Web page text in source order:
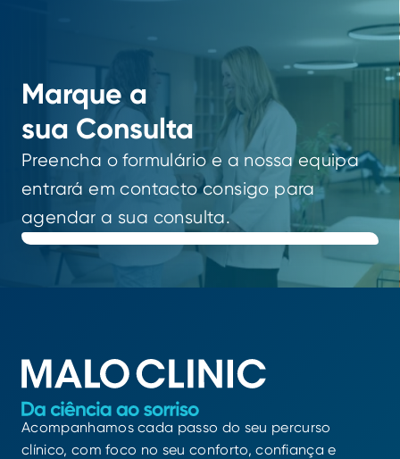
Marque a
sua Consulta
Preencha o formulário e a nossa equipa
entrará em contacto consigo para
agendar a sua consulta.
Acompanhamos cada passo do seu percurso
clínico, com foco no seu conforto, confiança e